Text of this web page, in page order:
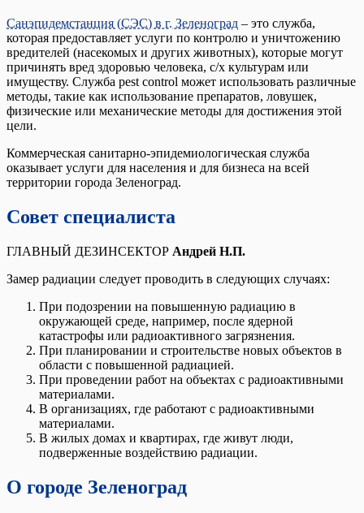
Санэпидемстанция (СЭС) в г. Зеленоград – это служба,
которая предоставляет услуги по контролю и уничтожению
вредителей (насекомых и других животных), которые могут
причинять вред здоровью человека, с/х культурам или
имуществу. Служба pest control может использовать различные
методы, такие как использование препаратов, ловушек,
физические или механические методы для достижения этой
цели.
Коммерческая санитарно-эпидемиологическая служба
оказывает услуги для населения и для бизнеса на всей
территории города Зеленоград.
Совет специалиста
ГЛАВНЫЙ ДЕЗИНСЕКТОР Андрей Н.П.
Замер радиации следует проводить в следующих случаях:
При подозрении на повышенную радиацию в
окружающей среде, например, после ядерной
катастрофы или радиоактивного загрязнения.
При планировании и строительстве новых объектов в
области с повышенной радиацией.
При проведении работ на объектах с радиоактивными
материалами.
В организациях, где работают с радиоактивными
материалами.
В жилых домах и квартирах, где живут люди,
подверженные воздействию радиации.
О городе Зеленоград